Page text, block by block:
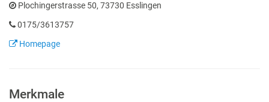
Plochingerstrasse 50, 73730 Esslingen
0175/3613757
Homepage
Merkmale